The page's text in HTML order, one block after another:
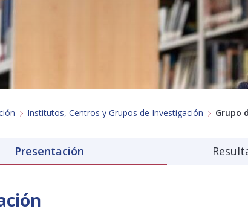
Institutos, Centros y Grupos de Investigación Grupo
Presentación